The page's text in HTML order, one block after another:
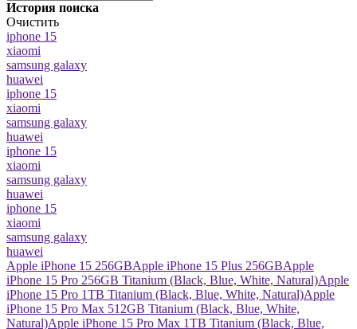
История поиска
Очистить
iphone 15
xiaomi
samsung galaxy
huawei
iphone 15
xiaomi
samsung galaxy
huawei
iphone 15
xiaomi
samsung galaxy
huawei
iphone 15
xiaomi
samsung galaxy
huawei
Apple iPhone 15 256GBApple iPhone 15 Plus 256GBApple
iPhone 15 Pro 256GB Titanium (Black, Blue, White, Natural)Apple
iPhone 15 Pro 1TB Titanium (Black, Blue, White, Natural)Apple
iPhone 15 Pro Max 512GB Titanium (Black, Blue, White,
Natural)Apple iPhone 15 Pro Max 1TB Titanium (Black, Blue,